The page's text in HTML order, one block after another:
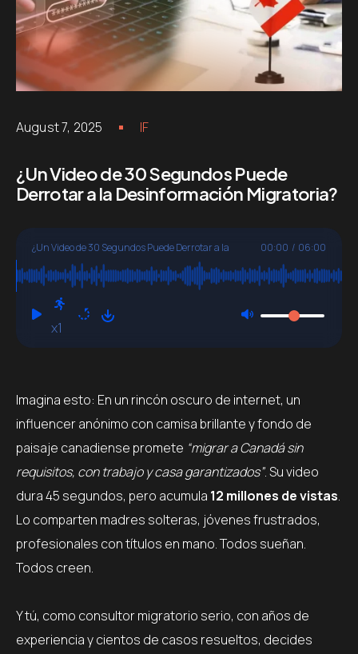
August 7, 2025 IF
¿Un Video de 30 Segundos Puede
Derrotar a la Desinformación Migratoria?
¿Un Video de 30 Segundos Puede Derrotar a la
Desinformación Migratoria?
00:00 / 06:00
x1
Imagina esto: En un rincón oscuro de internet, un
influencer anónimo con camisa brillante y fondo de
paisaje canadiense promete “migrar a Canadá sin
requisitos, con trabajo y casa garantizados”. Su video
dura 45 segundos, pero acumula 12 millones de vistas.
Lo comparten madres solteras, jóvenes frustrados,
profesionales con títulos en mano. Todos sueñan.
Todos creen.
Y tú, como consultor migratorio serio, con años de
experiencia y cientos de casos resueltos, decides